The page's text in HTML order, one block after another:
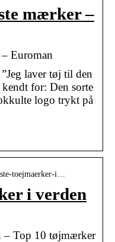
mærker –
Euroman
laver tøj til den
for: Den sorte
logo trykt på
toejmaerker-i…
i verden
– Top 10 tøjmærker